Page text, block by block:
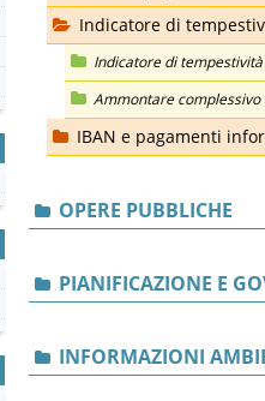
Indicatore di
Indicatore di
Ammontare complessivo
IBAN e pagamenti
OPERE PUBBLICHE
PIANIFICAZIONE E
INFORMAZIONI